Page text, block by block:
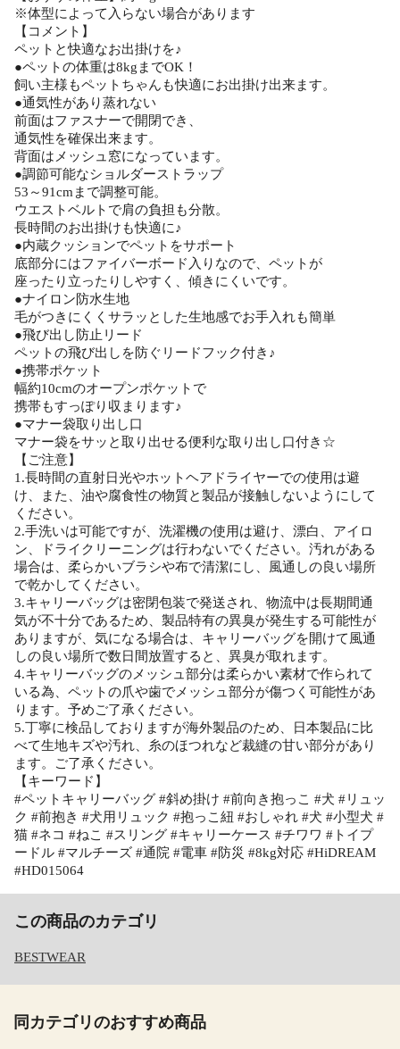
※体型によって入らない場合があります
【コメント】
ペットと快適なお出掛けを♪
●ペットの体重は8kgまでOK！
飼い主様もペットちゃんも快適にお出掛け出来ます。
●通気性があり蒸れない
前面はファスナーで開閉でき、
通気性を確保出来ます。
背面はメッシュ窓になっています。
●調節可能なショルダーストラップ
53～91cmまで調整可能。
ウエストベルトで肩の負担も分散。
長時間のお出掛けも快適に♪
●内蔵クッションでペットをサポート
底部分にはファイバーボード入りなので、ペットが
座ったり立ったりしやすく、傾きにくいです。
●ナイロン防水生地
毛がつきにくくサラッとした生地感でお手入れも簡単
●飛び出し防止リード
ペットの飛び出しを防ぐリードフック付き♪
●携帯ポケット
幅約10cmのオープンポケットで
携帯もすっぽり収まります♪
●マナー袋取り出し口
マナー袋をサッと取り出せる便利な取り出し口付き☆
【ご注意】
1.長時間の直射日光やホットヘアドライヤーでの使用は避
け、また、油や腐食性の物質と製品が接触しないようにして
ください。
2.手洗いは可能ですが、洗濯機の使用は避け、漂白、アイロ
ン、ドライクリーニングは行わないでください。汚れがある
場合は、柔らかいブラシや布で清潔にし、風通しの良い場所
で乾かしてください。
3.キャリーバッグは密閉包装で発送され、物流中は長期間通
気が不十分であるため、製品特有の異臭が発生する可能性が
ありますが、気になる場合は、キャリーバッグを開けて風通
しの良い場所で数日間放置すると、異臭が取れます。
4.キャリーバッグのメッシュ部分は柔らかい素材で作られて
いる為、ペットの爪や歯でメッシュ部分が傷つく可能性があ
ります。予めご了承ください。
5.丁寧に検品しておりますが海外製品のため、日本製品に比
べて生地キズや汚れ、糸のほつれなど裁縫の甘い部分があり
ます。ご了承ください。
【キーワード】
#ペットキャリーバッグ #斜め掛け #前向き抱っこ #犬 #リュッ
ク #前抱き #犬用リュック #抱っこ紐 #おしゃれ #犬 #小型犬 #
猫 #ネコ #ねこ #スリング #キャリーケース #チワワ #トイプ
ードル #マルチーズ #通院 #電車 #防災 #8kg対応 #HiDREAM
#HD015064
この商品のカテゴリ
BESTWEAR
同カテゴリのおすすめ商品